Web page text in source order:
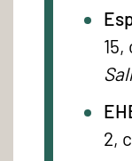
2,